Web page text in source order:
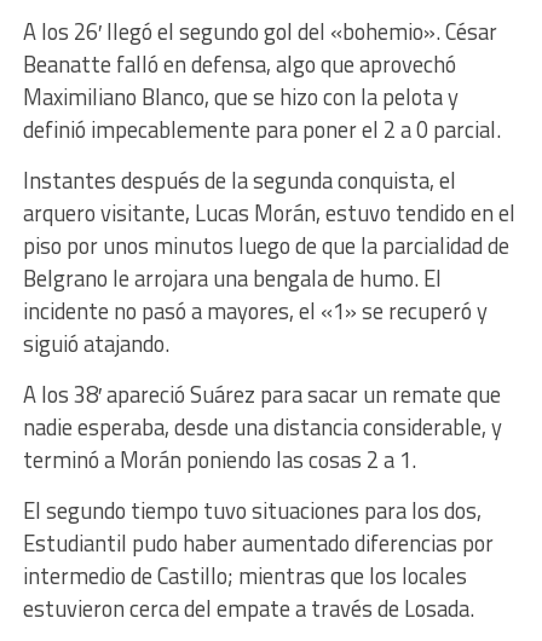
A los 26′ llegó el segundo gol del «bohemio». César
Beanatte falló en defensa, algo que aprovechó
Maximiliano Blanco, que se hizo con la pelota y
definió impecablemente para poner el 2 a 0 parcial.
Instantes después de la segunda conquista, el
arquero visitante, Lucas Morán, estuvo tendido en el
piso por unos minutos luego de que la parcialidad de
Belgrano le arrojara una bengala de humo. El
incidente no pasó a mayores, el «1» se recuperó y
siguió atajando.
A los 38′ apareció Suárez para sacar un remate que
nadie esperaba, desde una distancia considerable, y
terminó a Morán poniendo las cosas 2 a 1.
El segundo tiempo tuvo situaciones para los dos,
Estudiantil pudo haber aumentado diferencias por
intermedio de Castillo; mientras que los locales
estuvieron cerca del empate a través de Losada.